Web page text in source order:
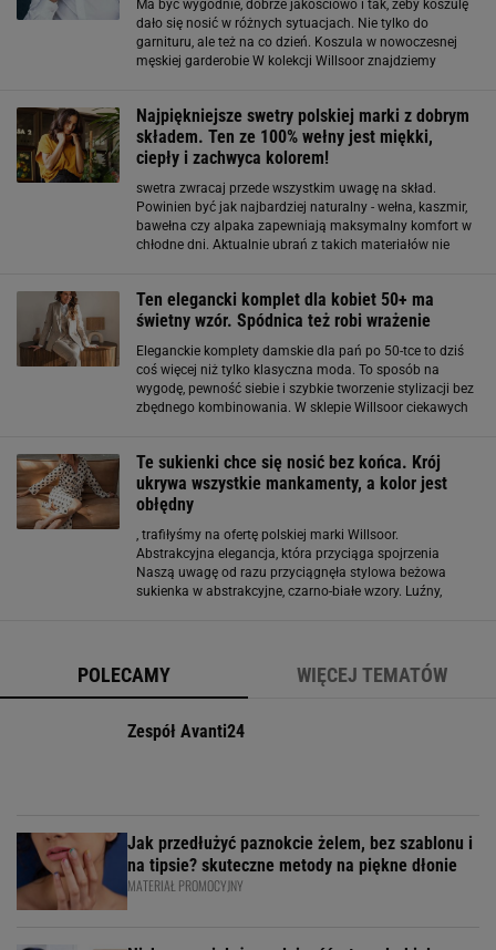
Ma być wygodnie, dobrze jakościowo i tak, żeby koszulę
dało się nosić w różnych sytuacjach. Nie tylko do
garnituru, ale też na co dzień. Koszula w nowoczesnej
męskiej garderobie W kolekcji Willsoor znajdziemy
Najpiękniejsze swetry polskiej marki z dobrym
składem. Ten ze 100% wełny jest miękki,
ciepły i zachwyca kolorem!
swetra zwracaj przede wszystkim uwagę na skład.
Powinien być jak najbardziej naturalny - wełna, kaszmir,
bawełna czy alpaka zapewniają maksymalny komfort w
chłodne dni. Aktualnie ubrań z takich materiałów nie
Ten elegancki komplet dla kobiet 50+ ma
świetny wzór. Spódnica też robi wrażenie
Eleganckie komplety damskie dla pań po 50-tce to dziś
coś więcej niż tylko klasyczna moda. To sposób na
wygodę, pewność siebie i szybkie tworzenie stylizacji bez
zbędnego kombinowania. W sklepie Willsoor ciekawych
Te sukienki chce się nosić bez końca. Krój
ukrywa wszystkie mankamenty, a kolor jest
obłędny
, trafiłyśmy na ofertę polskiej marki Willsoor.
Abstrakcyjna elegancja, która przyciąga spojrzenia
Naszą uwagę od razu przyciągnęła stylowa beżowa
sukienka w abstrakcyjne, czarno-białe wzory. Luźny,
POLECAMY WIĘCEJ TEMATÓW
Zespół Avanti24
Jak przedłużyć paznokcie żelem, bez szablonu i
na tipsie? skuteczne metody na piękne dłonie
MATERIAŁ PROMOCYJNY